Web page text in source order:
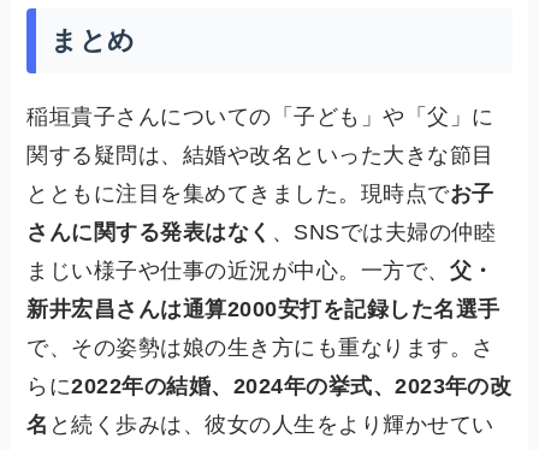
まとめ
稲垣貴子さんについての「子ども」や「父」に
関する疑問は、結婚や改名といった大きな節目
とともに注目を集めてきました。現時点でお子
さんに関する発表はなく 、SNSでは夫婦の仲睦
まじい様子や仕事の近況が中心。一方で、 父・
新井宏昌さんは通算2000安打を記録した名選手
で、その姿勢は娘の生き方にも重なります。さ
らに2022年の結婚、2024年の挙式、2023年の改
名 と続く歩みは、彼女の人生をより輝かせてい